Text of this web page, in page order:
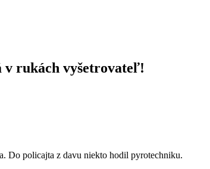
v rukách vyšetrovateľ!
Do policajta z davu niekto hodil pyrotechniku.